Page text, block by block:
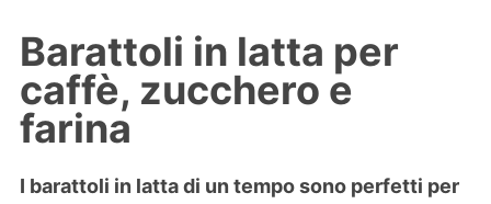
Barattoli in latta per
caffè, zucchero e
farina
I barattoli in latta di un tempo sono perfetti per